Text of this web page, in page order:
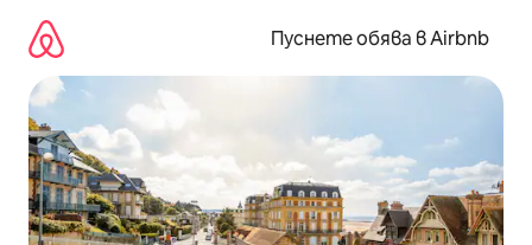
съдържанието
Пуснете обява в Airbnb